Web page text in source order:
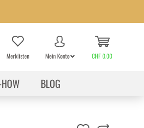
Merklisten Mein Konto CHF 0.00
BLOG